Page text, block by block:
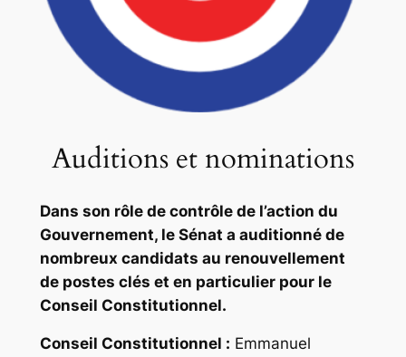
Auditions et nominations
Dans son rôle de contrôle de l’action du
Gouvernement, le Sénat a auditionné de
nombreux candidats au renouvellement
de postes clés et en particulier pour le
Conseil Constitutionnel.
Conseil Constitutionnel : Emmanuel